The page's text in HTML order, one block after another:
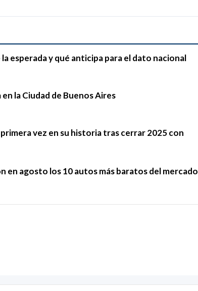
esperada y qué anticipa para el dato nacional
la Ciudad de Buenos Aires
vez en su historia tras cerrar 2025 con
en agosto los 10 autos más baratos del mercado